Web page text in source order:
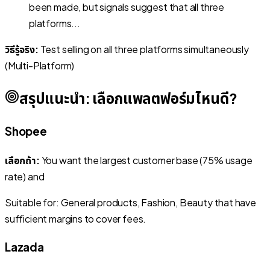
been made, but signals suggest that all three
platforms...
วิธีรู้จริง: Test selling on all three platforms simultaneously
(Multi-Platform)
สรุปแนะนำ: เลือกแพลตฟอร์มไหนดี?
Shopee
เลือกถ้า:You want the largest customer base (75% usage
rate) and
Suitable for: General products, Fashion, Beauty that have
sufficient margins to cover fees.
Lazada